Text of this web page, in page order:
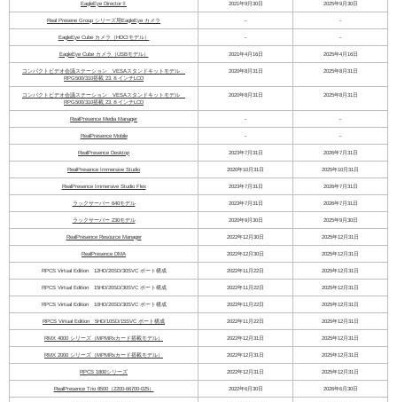
EagleEye DirectorⅡ 2021年9月30日 2025年9月30日
Real Presene Group シリーズ用EagleEye カメラ － －
EagleEye Cube カメラ（HDCIモデル） － －
EagleEye Cube カメラ（USBモデル） 2021年4月16日 2025年4月16日
コンパクトビデオ会議ステーション VESAスタンドキットモデル
RPG500/310搭載 23.８インチLCD
2020年8月31日 2025年8月31日
コンパクトビデオ会議ステーション VESAスタンドキットモデル
RPG500/310搭載 23.８インチLCD
2020年8月31日 2025年8月31日
RealPresence Media Manager － －
RealPresence Mobile － －
RealPresence Desktop 2023年7月31日 2026年7月31日
RealPresence Immersive Studio 2020年10月31日 2025年10月31日
RealPresence Immersive Studio Flex 2023年7月31日 2026年7月31日
ラックサーバー 640モデル 2023年7月31日 2026年7月31日
ラックサーバー 230モデル 2020年9月30日 2025年9月30日
RealPresence Resource Manager 2022年12月30日 2025年12月31日
RealPresence DMA 2022年12月30日 2025年12月31日
RPCS Virtual Edition 12HD/20SD/30SVC ポート構成 2022年11月22日 2025年12月31日
RPCS Virtual Edition 15HD/20SD/30SVC ポート構成 2022年11月22日 2025年12月31日
RPCS Virtual Edition 10HD/20SD/30SVC ポート構成 2022年11月22日 2025年12月31日
RPCS Virtual Edition 5HD/10SD/15SVC ポート構成 2022年11月22日 2025年12月31日
RMX 4000 シリーズ（MPMRxカード搭載モデル） 2022年12月31日 2025年12月31日
RMX 2000 シリーズ（MPMRxカード搭載モデル） 2022年12月31日 2025年12月31日
RPCS 1800シリーズ 2022年12月31日 2025年12月31日
RealPresence Trio 8500（2200-66700-025） 2022年6月30日 2026年6月30日